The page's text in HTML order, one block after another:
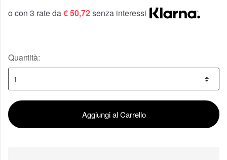
o con 3 rate da€ 50,72senza interessi
Quantità:
Aggiungi al Carrello